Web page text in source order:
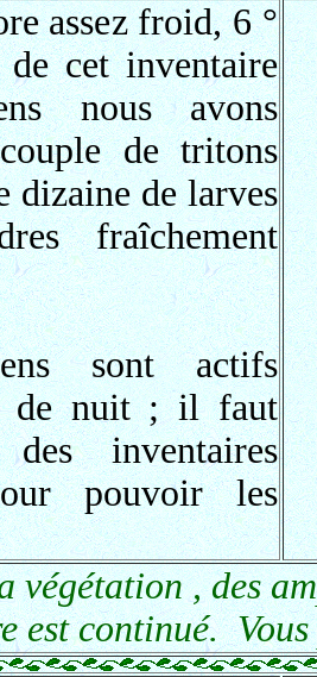
assez froid, 6 °
cet inventaire
nous avons
de tritons
dizaine de larves
fraîchement
sont actifs
de nuit ; il faut
inventaires
pouvoir les
végétation , des
est continué.